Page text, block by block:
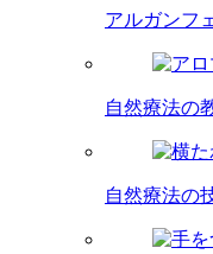
アルガンフ
自然療法の
自然療法の